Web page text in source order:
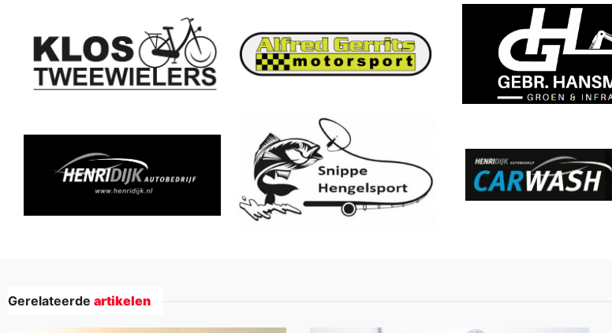
Gerelateerde artikelen